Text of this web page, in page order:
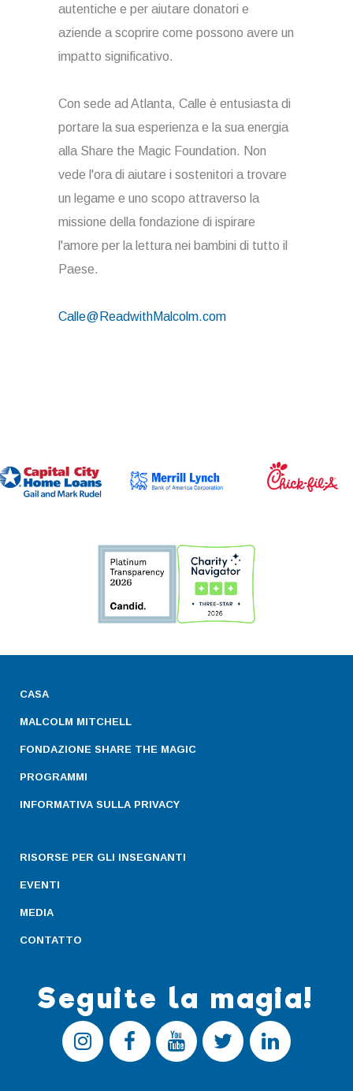
autentiche e per aiutare donatori e
aziende a scoprire come possono avere un
impatto significativo.
Con sede ad Atlanta, Calle è entusiasta di
portare la sua esperienza e la sua energia
alla Share the Magic Foundation. Non
vede l'ora di aiutare i sostenitori a trovare
un legame e uno scopo attraverso la
missione della fondazione di ispirare
l'amore per la lettura nei bambini di tutto il
Paese.
Calle@ReadwithMalcolm.com
CASA
MALCOLM MITCHELL
FONDAZIONE SHARE THE MAGIC
PROGRAMMI
INFORMATIVA SULLA PRIVACY
RISORSE PER GLI INSEGNANTI
EVENTI
MEDIA
CONTATTO
Seguite la magia!